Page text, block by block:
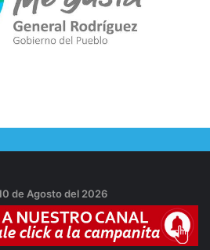
de Agosto del 2026